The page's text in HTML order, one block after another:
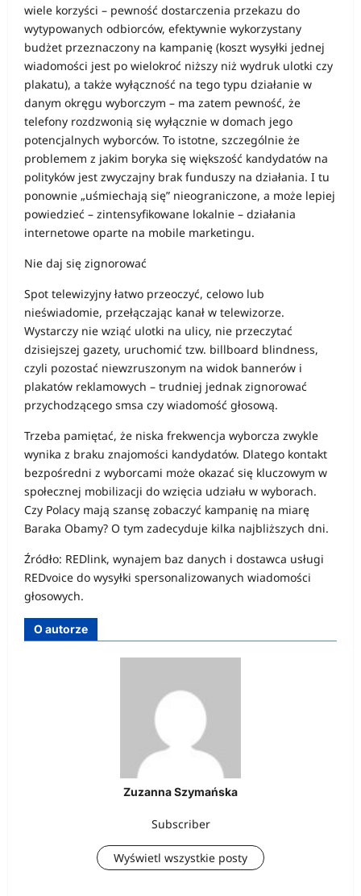
wiele korzyści – pewność dostarczenia przekazu do
wytypowanych odbiorców, efektywnie wykorzystany
budżet przeznaczony na kampanię (koszt wysyłki jednej
wiadomości jest po wielokroć niższy niż wydruk ulotki czy
plakatu), a także wyłączność na tego typu działanie w
danym okręgu wyborczym – ma zatem pewność, że
telefony rozdzwonią się wyłącznie w domach jego
potencjalnych wyborców. To istotne, szczególnie że
problemem z jakim boryka się większość kandydatów na
polityków jest zwyczajny brak funduszy na działania. I tu
ponownie „uśmiechają się” nieograniczone, a może lepiej
powiedzieć – zintensyfikowane lokalnie – działania
internetowe oparte na mobile marketingu.
Nie daj się zignorować
Spot telewizyjny łatwo przeoczyć, celowo lub
nieświadomie, przełączając kanał w telewizorze.
Wystarczy nie wziąć ulotki na ulicy, nie przeczytać
dzisiejszej gazety, uruchomić tzw. billboard blindness,
czyli pozostać niewzruszonym na widok bannerów i
plakatów reklamowych – trudniej jednak zignorować
przychodzącego smsa czy wiadomość głosową.
Trzeba pamiętać, że niska frekwencja wyborcza zwykle
wynika z braku znajomości kandydatów. Dlatego kontakt
bezpośredni z wyborcami może okazać się kluczowym w
społecznej mobilizacji do wzięcia udziału w wyborach.
Czy Polacy mają szansę zobaczyć kampanię na miarę
Baraka Obamy? O tym zadecyduje kilka najbliższych dni.
Źródło: REDlink, wynajem baz danych i dostawca usługi
REDvoice do wysyłki spersonalizowanych wiadomości
głosowych.
O autorze
Zuzanna Szymańska
Subscriber
Wyświetl wszystkie posty